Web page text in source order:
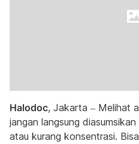
Halodoc, Jakarta – Melihat
jangan langsung
atau kurang konsentrasi.